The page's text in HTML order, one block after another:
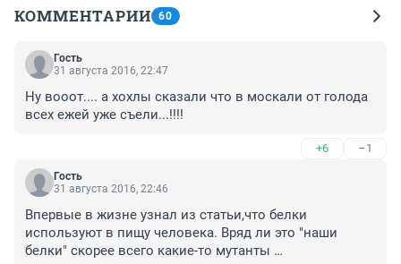
КОММЕНТАРИИ 60
Гость
31 августа 2016, 22:47
Ну вооот.... а хохлы сказали что в москали от голода
всех ежей уже съели...!!!!
+6 –1
Гость
31 августа 2016, 22:46
Впервые в жизне узнал из статьи,что белки
используют в пищу человека. Вряд ли это "наши
белки" скорее всего какие-то мутанты